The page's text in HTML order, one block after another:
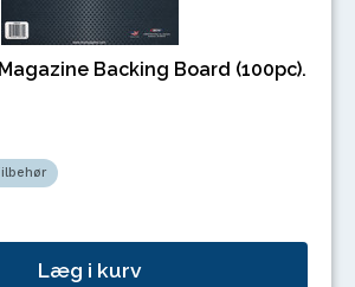
Backing Board (100pc).
Læg i kurv